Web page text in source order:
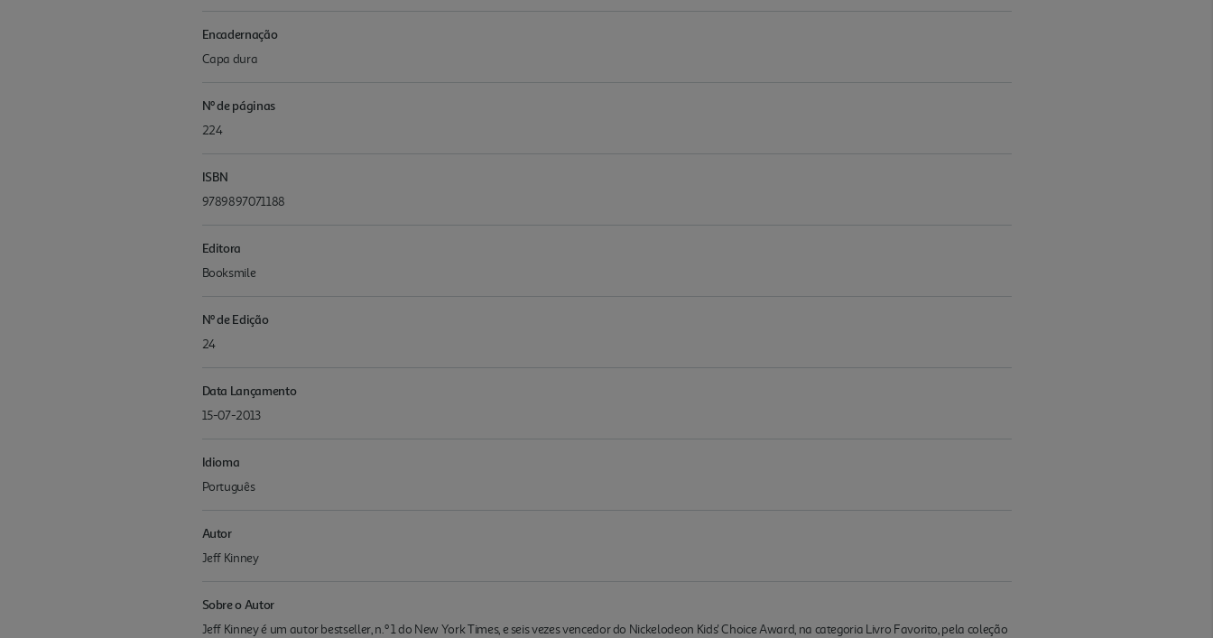
Encadernação
Capa dura
Nº de páginas
224
ISBN
9789897071188
Editora
Booksmile
Nº de Edição
24
Data Lançamento
15-07-2013
Idioma
Português
Autor
Jeff Kinney
Sobre o Autor
Jeff Kinney é um autor bestseller, n.º 1 do New York Times, e seis vezes vencedor do Nickelodeon Kids' Choice Award, na categoria Livro Favorito, pela coleção